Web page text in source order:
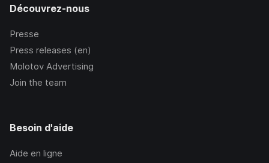
Découvrez-nous
Presse
Press releases (en)
Molotov Advertising
Join the team
Besoin d'aide
Aide en ligne